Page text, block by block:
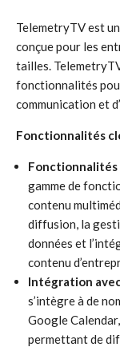
TelemetryTV est
conçue pour les
tailles.
fonctionnalités
communication et
Fonctionnalités
Fonctionnalités
gamme de
contenu
diffusion, la
données et
contenu
Intégration
s’intègre à de
Google
permettant de